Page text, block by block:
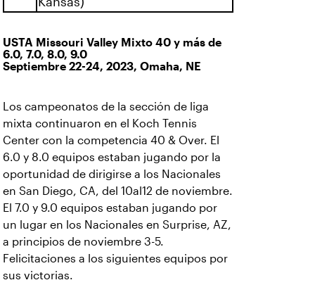
USTA Missouri Valley Mixto 40 y más de
6.0, 7.0, 8.0, 9.0
Septiembre 22-24, 2023, Omaha, NE
Los campeonatos de la sección de liga
mixta continuaron en el Koch Tennis
Center con la competencia 40 & Over. El
6.0 y 8.0 equipos estaban jugando por la
oportunidad de dirigirse a los Nacionales
en San Diego, CA, del 10al12 de noviembre.
El 7.0 y 9.0 equipos estaban jugando por
un lugar en los Nacionales en Surprise, AZ,
a principios de noviembre 3-5.
Felicitaciones a los siguientes equipos por
sus victorias.